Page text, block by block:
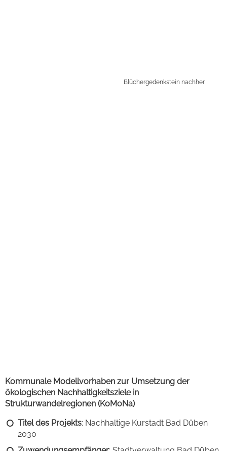
Blüchergedenkstein nachher
Kommunale Modellvorhaben zur Umsetzung der
ökologischen Nachhaltigkeitsziele in
Strukturwandelregionen (KoMoNa)
Titel des Projekts: Nachhaltige Kurstadt Bad Düben
2030